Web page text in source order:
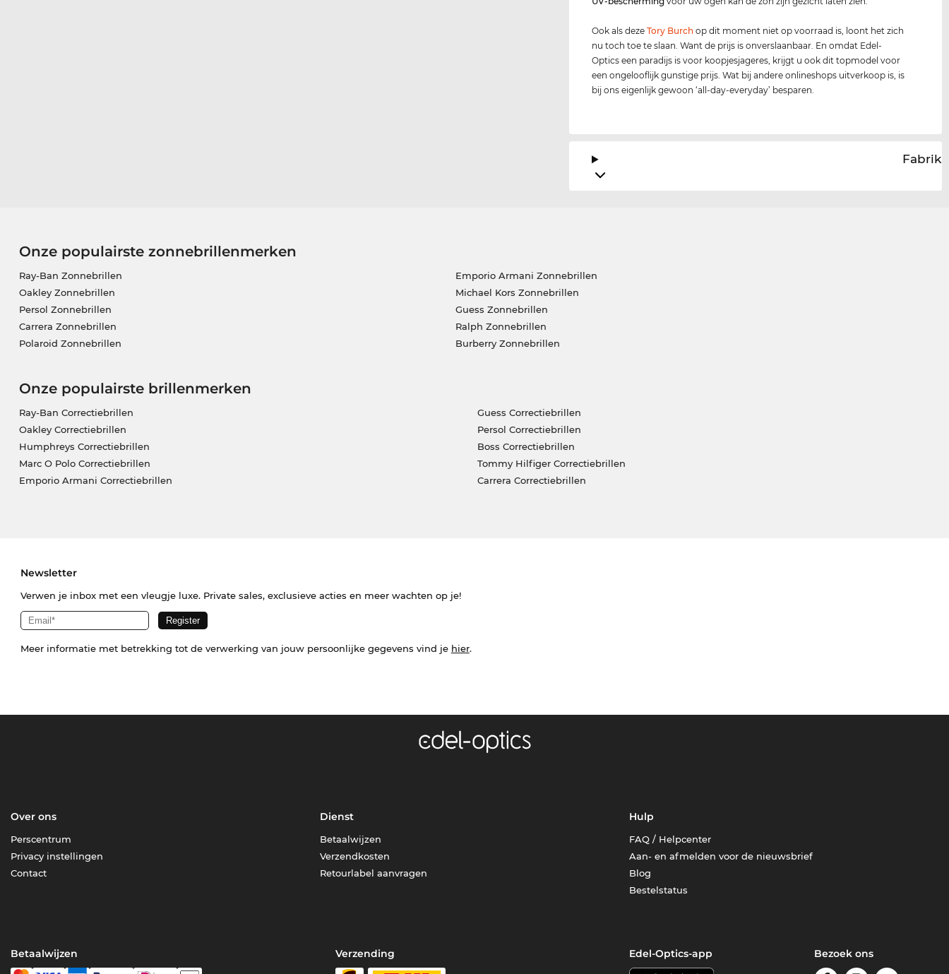
Ook als dezeTory Burch op dit moment niet op voorraad is, loont het zich
nu toch toe te slaan. Want de prijs is onverslaanbaar. En omdat Edel-
Optics een paradijs is voor koopjesjageres, krijgt u ook dit topmodel voor
een ongelooflijk gunstige prijs. Wat bij andere onlineshops uitverkoop is, is
bij ons eigenlijk gewoon ‘all-day-everyday’ besparen.
Onze populairste zonnebrillenmerken
Ray-Ban Zonnebrillen
Oakley Zonnebrillen
Persol Zonnebrillen
Carrera Zonnebrillen
Polaroid Zonnebrillen
Emporio Armani Zonnebrillen
Michael Kors Zonnebrillen
Guess Zonnebrillen
Ralph Zonnebrillen
Burberry Zonnebrillen
Onze populairste brillenmerken
Ray-Ban Correctiebrillen
Oakley Correctiebrillen
Humphreys Correctiebrillen
Marc O Polo Correctiebrillen
Emporio Armani Correctiebrillen
Guess Correctiebrillen
Persol Correctiebrillen
Boss Correctiebrillen
Tommy Hilfiger Correctiebrillen
Carrera Correctiebrillen
Newsletter
Verwen je inbox met een vleugje luxe. Private sales, exclusieve acties en meer wachten op je!
Meer informatie met betrekking tot de verwerking van jouw persoonlijke gegevens vind je hier.
Over ons
Perscentrum
Privacy instellingen
Contact
Dienst
Betaalwijzen
Verzendkosten
Retourlabel aanvragen
Hulp
FAQ / Helpcenter
Aan- en afmelden voor de nieuwsbrief
Blog
Bestelstatus
Betaalwijzen Verzending Edel-Optics-app Bezoek ons